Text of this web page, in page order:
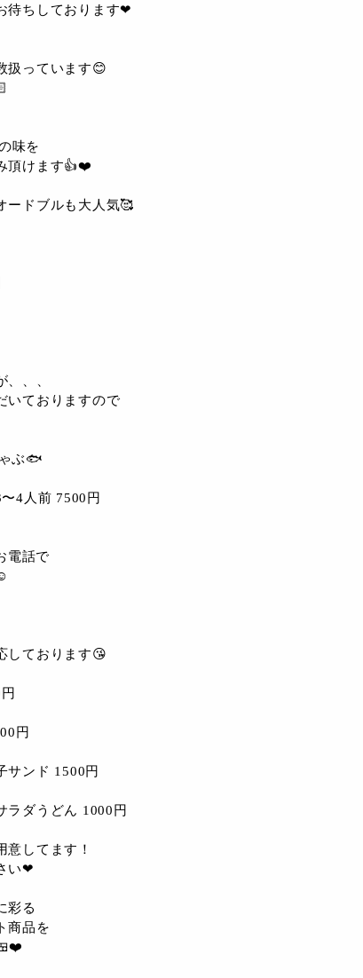
待ちしております❤
扱っています😊
味を
頂けます👍❤️
ードブルも大人気🥰
、、
いておりますので
ぶ🐟
4人前 7500円
電話で
しております😘
円
サンド 1500円
ラダうどん 1000円
意してます！
い❤
彩る
商品を